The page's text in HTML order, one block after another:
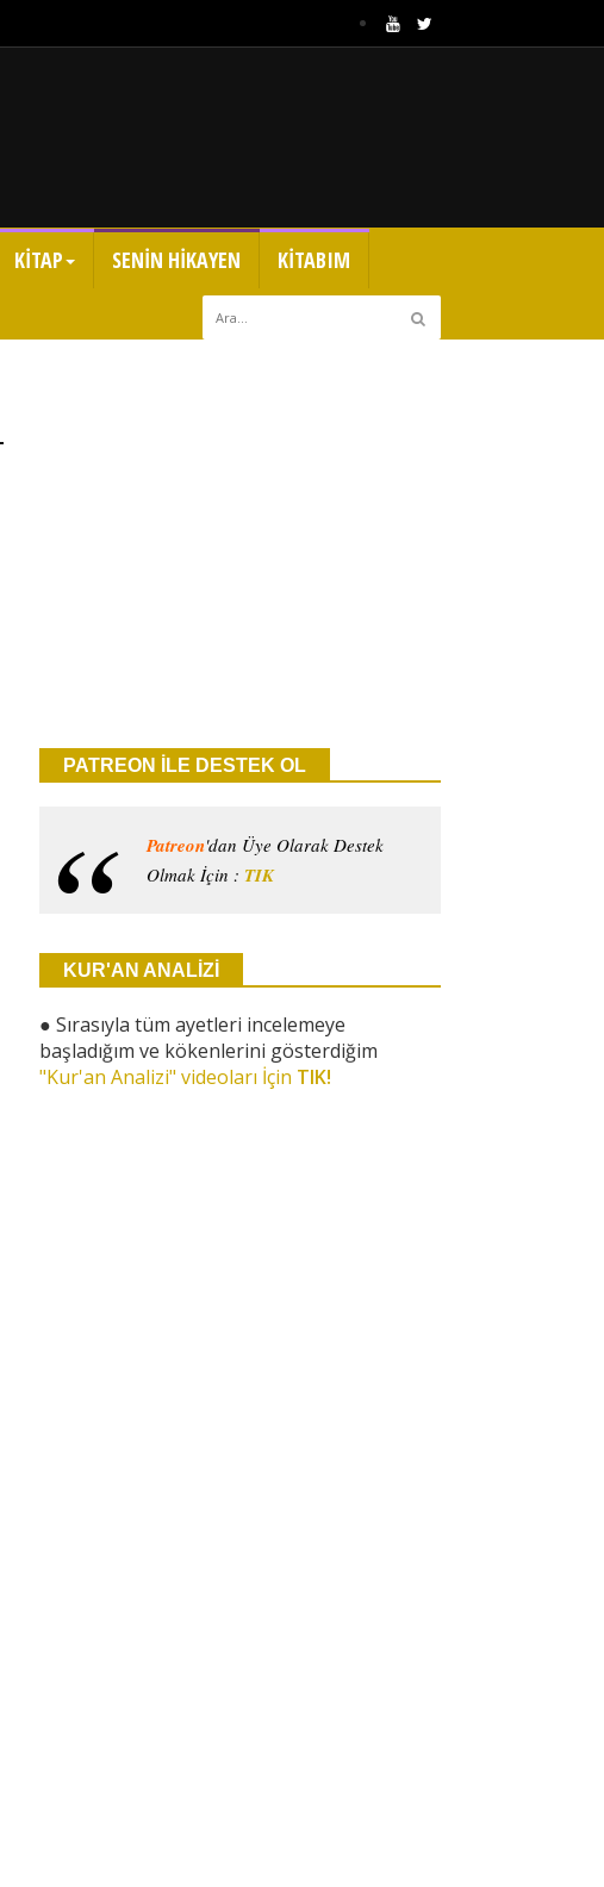
KİTAP SENİN HİKAYEN KİTABIM
PATREON İLE DESTEK OL
Patreon'dan Üye Olarak Destek
Olmak İçin : TIK
KUR'AN ANALİZİ
●Sırasıyla tüm ayetleri incelemeye
başladığım ve kökenlerini gösterdiğim
"Kur'an Analizi" videoları İçin TIK!